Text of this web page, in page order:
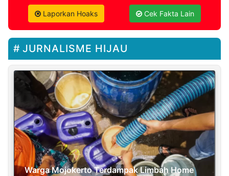
Laporkan Hoaks Cek Fakta Lain
JURNALISME HIJAU
Warga Mojokerto Terdampak Limbah Home